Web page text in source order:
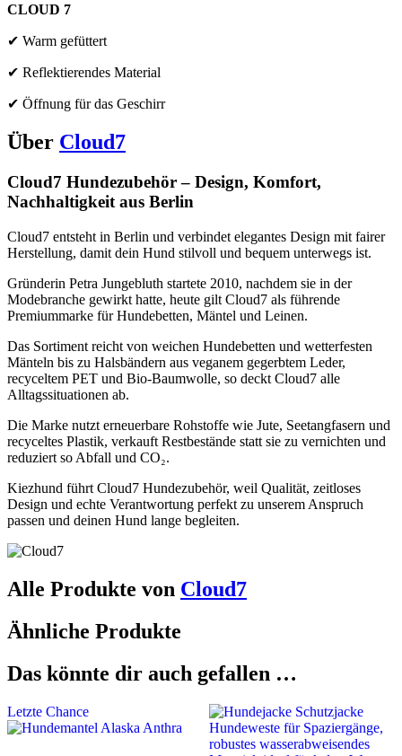
CLOUD 7
✔ Warm gefüttert
✔ Reflektierendes Material
✔ Öffnung für das Geschirr
Über Cloud7
Cloud7 Hundezubehör – Design, Komfort,
Nachhaltigkeit aus Berlin
Cloud7 entsteht in Berlin und verbindet elegantes Design mit fairer
Herstellung, damit dein Hund stilvoll und bequem unterwegs ist.
Gründerin Petra Jungebluth startete 2010, nachdem sie in der
Modebranche gewirkt hatte, heute gilt Cloud7 als führende
Premiummarke für Hundebetten, Mäntel und Leinen.
Das Sortiment reicht von weichen Hundebetten und wetterfesten
Mänteln bis zu Halsbändern aus veganem gegerbtem Leder,
recyceltem PET und Bio-Baumwolle, so deckt Cloud7 alle
Alltagssituationen ab.
Die Marke nutzt erneuerbare Rohstoffe wie Jute, Seetangfasern und
recyceltes Plastik, verkauft Restbestände statt sie zu vernichten und
reduziert so Abfall und CO₂.
Kiezhund führt Cloud7 Hundezubehör, weil Qualität, zeitloses
Design und echte Verantwortung perfekt zu unserem Anspruch
passen und deinen Hund lange begleiten.
Alle Produkte von Cloud7
Ähnliche Produkte
Das könnte dir auch gefallen …
Letzte Chance